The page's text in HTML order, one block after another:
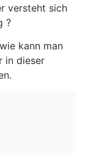
versteht sich
?
kann man
in dieser